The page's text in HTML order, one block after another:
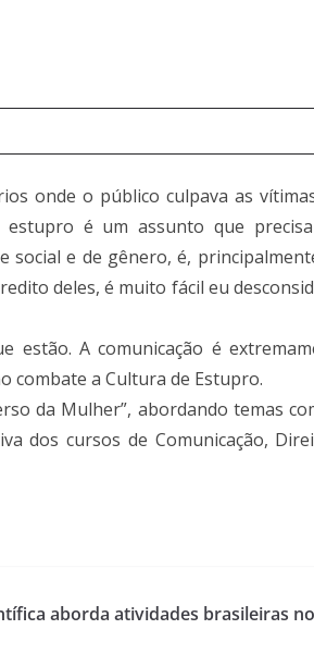
onde o público culpava as
estupro é um assunto que
social e de gênero, é,
deles, é muito fácil eu
A comunicação é
combate a Cultura de Estupro.
da Mulher”, abordando temas
dos cursos de Comunicação,
aborda atividades brasileiras